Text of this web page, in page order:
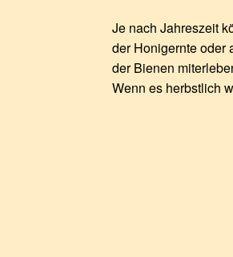
Je nach Jahreszeit
der Honigernte oder
der Bienen
Wenn es herbstlich